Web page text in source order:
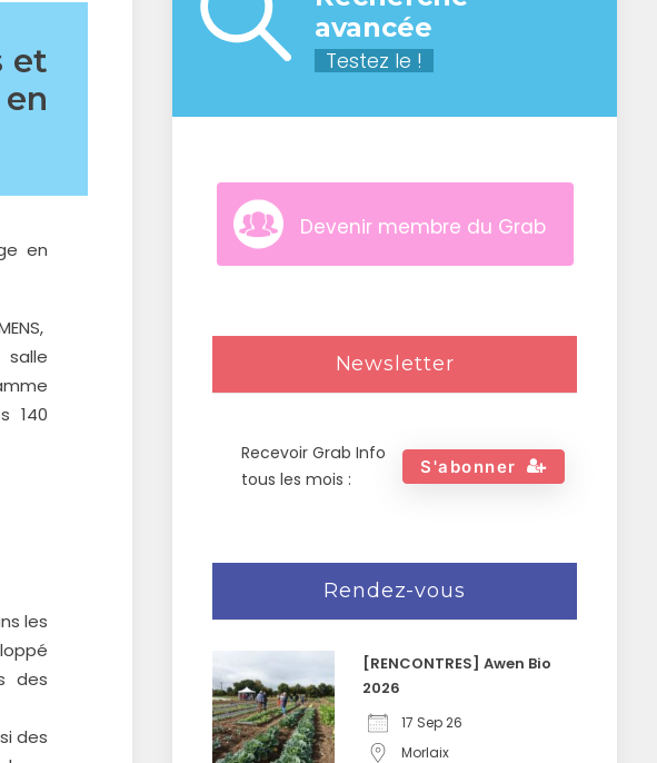
et
en
140
les
des
des
avancée
Testez le !
Devenir membre du Grab
Newsletter
Recevoir Grab Info
tous les mois :
S'abonner
Rendez-vous
[RENCONTRES] Awen Bio
2026
17 Sep 26
Morlaix